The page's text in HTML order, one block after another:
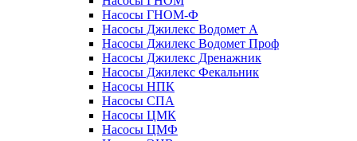
Насосы ГНОМ-Ф
Насосы Джилекс Водомет А
Насосы Джилекс Водомет Проф
Насосы Джилекс Дренажник
Насосы Джилекс Фекальник
Насосы НПК
Насосы СПА
Насосы ЦМК
Насосы ЦМФ